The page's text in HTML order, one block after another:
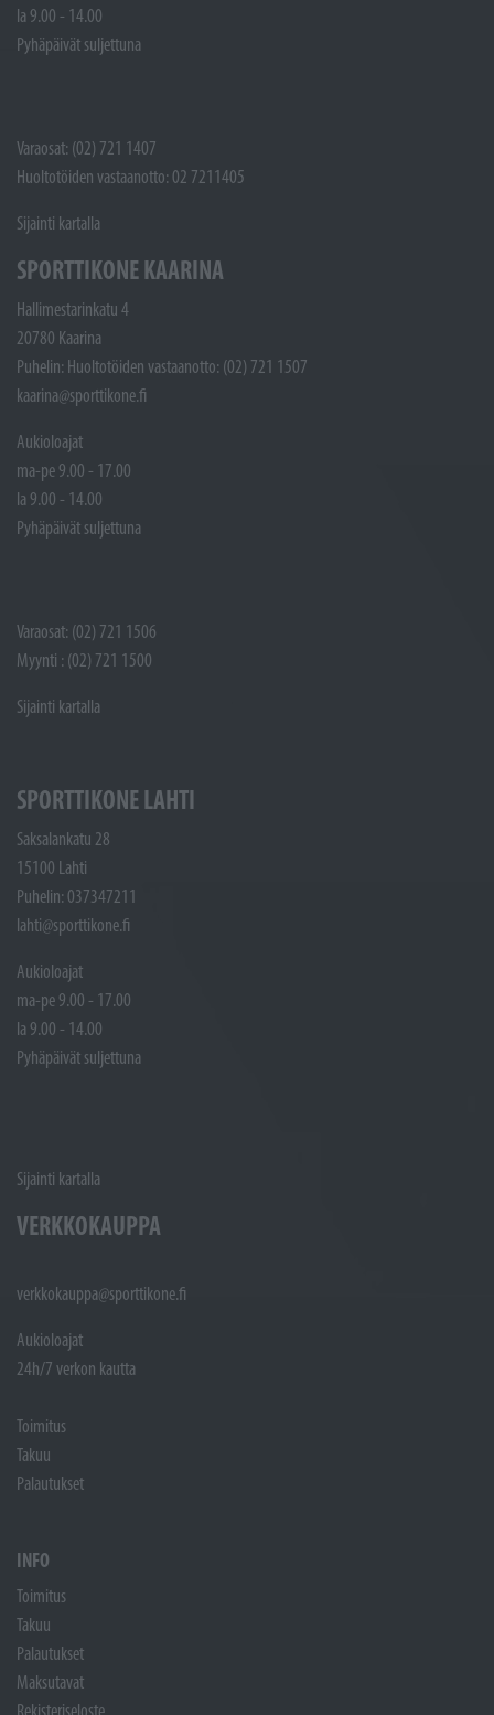
la 9.00 - 14.00
Pyhäpäivät suljettuna
Varaosat: (02) 721 1407
Huoltotöiden vastaanotto: 02 7211405
Sijainti kartalla
SPORTTIKONE KAARINA
Hallimestarinkatu 4
20780 Kaarina
Puhelin: Huoltotöiden vastaanotto: (02) 721 1507
kaarina@sporttikone.fi
Aukioloajat
ma-pe 9.00 - 17.00
la 9.00 - 14.00
Pyhäpäivät suljettuna
Varaosat: (02) 721 1506
Myynti : (02) 721 1500
Sijainti kartalla
SPORTTIKONE LAHTI
Saksalankatu 28
15100 Lahti
Puhelin: 037347211
lahti@sporttikone.fi
Aukioloajat
ma-pe 9.00 - 17.00
la 9.00 - 14.00
Pyhäpäivät suljettuna
Sijainti kartalla
VERKKOKAUPPA
verkkokauppa@sporttikone.fi
Aukioloajat
24h/7 verkon kautta
Toimitus
Takuu
Palautukset
INFO
Toimitus
Takuu
Palautukset
Maksutavat